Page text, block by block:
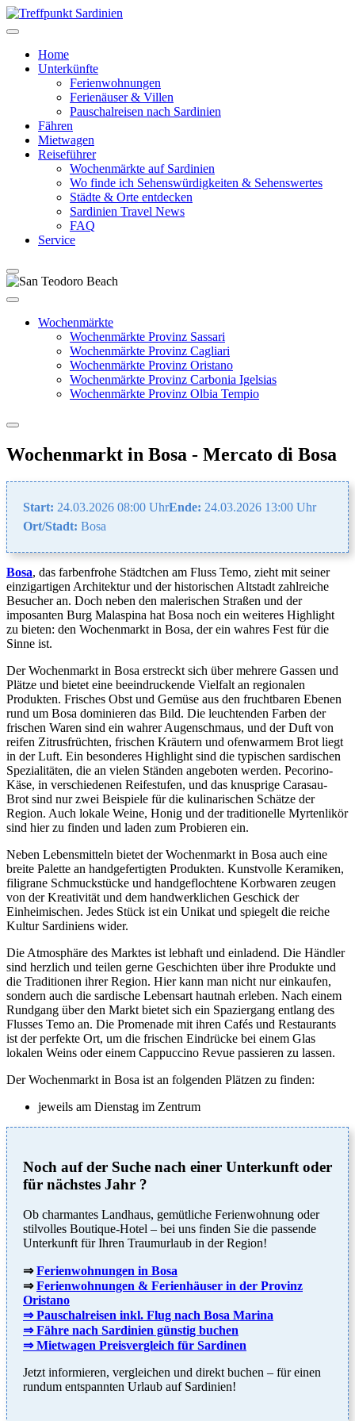
Home
Unterkünfte
Ferienwohnungen
Ferienäuser & Villen
Pauschalreisen nach Sardinien
Fähren
Mietwagen
Reiseführer
Wochenmärkte auf Sardinien
Wo finde ich Sehenswürdigkeiten & Sehenswertes
Städte & Orte entdecken
Sardinien Travel News
FAQ
Service
Wochenmärkte
Wochenmärkte Provinz Sassari
Wochenmärkte Provinz Cagliari
Wochenmärkte Provinz Oristano
Wochenmärkte Provinz Carbonia Igelsias
Wochenmärkte Provinz Olbia Tempio
Wochenmarkt in Bosa - Mercato di Bosa
Start: 24.03.2026 08:00 UhrEnde: 24.03.2026 13:00 Uhr
Ort/Stadt: Bosa
Bosa, das farbenfrohe Städtchen am Fluss Temo, zieht mit seiner
einzigartigen Architektur und der historischen Altstadt zahlreiche
Besucher an. Doch neben den malerischen Straßen und der
imposanten Burg Malaspina hat Bosa noch ein weiteres Highlight
zu bieten: den Wochenmarkt in Bosa, der ein wahres Fest für die
Sinne ist.
Der Wochenmarkt in Bosa erstreckt sich über mehrere Gassen und
Plätze und bietet eine beeindruckende Vielfalt an regionalen
Produkten. Frisches Obst und Gemüse aus den fruchtbaren Ebenen
rund um Bosa dominieren das Bild. Die leuchtenden Farben der
frischen Waren sind ein wahrer Augenschmaus, und der Duft von
reifen Zitrusfrüchten, frischen Kräutern und ofenwarmem Brot liegt
in der Luft. Ein besonderes Highlight sind die typischen sardischen
Spezialitäten, die an vielen Ständen angeboten werden. Pecorino-
Käse, in verschiedenen Reifestufen, und das knusprige Carasau-
Brot sind nur zwei Beispiele für die kulinarischen Schätze der
Region. Auch lokale Weine, Honig und der traditionelle Myrtenlikör
sind hier zu finden und laden zum Probieren ein.
Neben Lebensmitteln bietet der Wochenmarkt in Bosa auch eine
breite Palette an handgefertigten Produkten. Kunstvolle Keramiken,
filigrane Schmuckstücke und handgeflochtene Korbwaren zeugen
von der Kreativität und dem handwerklichen Geschick der
Einheimischen. Jedes Stück ist ein Unikat und spiegelt die reiche
Kultur Sardiniens wider.
Die Atmosphäre des Marktes ist lebhaft und einladend. Die Händler
sind herzlich und teilen gerne Geschichten über ihre Produkte und
die Traditionen ihrer Region. Hier kann man nicht nur einkaufen,
sondern auch die sardische Lebensart hautnah erleben. Nach einem
Rundgang über den Markt bietet sich ein Spaziergang entlang des
Flusses Temo an. Die Promenade mit ihren Cafés und Restaurants
ist der perfekte Ort, um die frischen Eindrücke bei einem Glas
lokalen Weins oder einem Cappuccino Revue passieren zu lassen.
Der Wochenmarkt in Bosa ist an folgenden Plätzen zu finden:
jeweils am Dienstag im Zentrum
Noch auf der Suche nach einer Unterkunft oder
für nächstes Jahr ?
Ob charmantes Landhaus, gemütliche Ferienwohnung oder
stilvolles Boutique-Hotel – bei uns finden Sie die passende
Unterkunft für Ihren Traumurlaub in der Region!
⇒Ferienwohnungen in Bosa
⇒Ferienwohnungen & Ferienhäuser in der Provinz
Oristano
⇒ Pauschalreisen inkl. Flug nach Bosa Marina
⇒ Fähre nach Sardinien günstig buchen
⇒ Mietwagen Preisvergleich für Sardinen
Jetzt informieren, vergleichen und direkt buchen – für einen
rundum entspannten Urlaub auf Sardinien!